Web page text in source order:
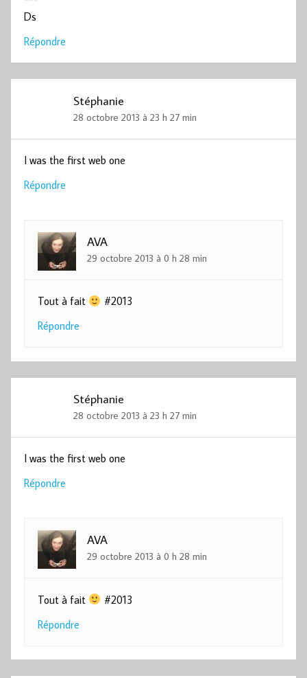
Ds
Répondre
Stéphanie
28 octobre 2013 à 23 h 27 min
I was the first web one
Répondre
AVA
29 octobre 2013 à 0 h 28 min
Tout à fait
#2013
Répondre
Stéphanie
28 octobre 2013 à 23 h 27 min
I was the first web one
Répondre
AVA
29 octobre 2013 à 0 h 28 min
Tout à fait
#2013
Répondre